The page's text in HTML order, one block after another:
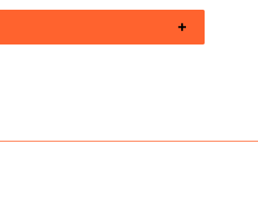
Posizioni Aperte Valsugana